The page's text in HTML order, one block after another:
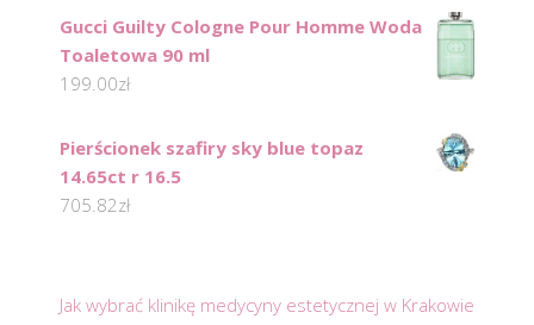
Gucci Guilty Cologne Pour Homme Woda
Toaletowa 90 ml
199.00zł
Pierścionek szafiry sky blue topaz
14.65ct r 16.5
705.82zł
Jak wybrać klinikę medycyny estetycznej w Krakowie